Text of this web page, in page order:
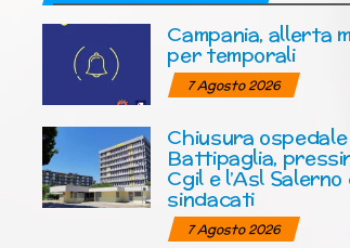
Campania, allerta
per temporali
7 Agosto 2026
Chiusura
Battipaglia,
Cgil e l’Asl
sindacati
7 Agosto 2026